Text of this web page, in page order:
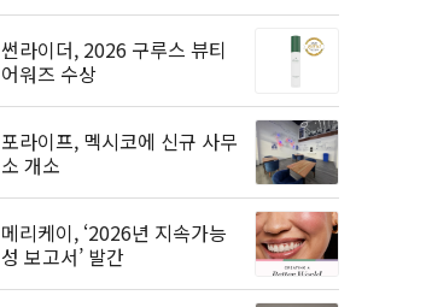
썬라이더, 2026 구루스 뷰티
어워즈 수상
포라이프, 멕시코에 신규 사무
소 개소
메리케이, ‘2026년 지속가능
성 보고서’ 발간